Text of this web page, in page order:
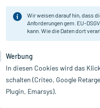
30 St
sichern
Wir weisen darauf hin, dass
Anforderungen gem. EU-
kann. Wie die Daten dort
Werbung
In diesen Cookies wird das
schalten (Criteo, Google
Plugin, Emarsys).